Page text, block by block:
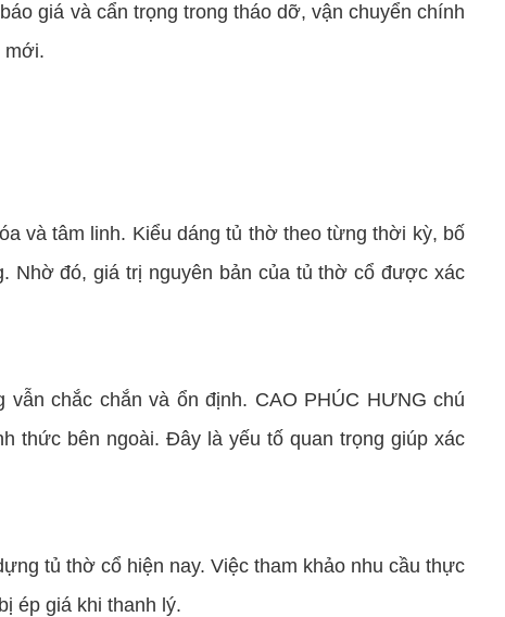
giá và cẩn trọng trong tháo dỡ, vận chuyển chính
mới.
và tâm linh. Kiểu dáng tủ thờ theo từng thời kỳ, bố
Nhờ đó, giá trị nguyên bản của tủ thờ cổ được xác
chắc chắn và ổn định. CAO PHÚC HƯNG chú
thức bên ngoài. Đây là yếu tố quan trọng giúp xác
tủ thờ cổ hiện nay. Việc tham khảo nhu cầu thực
ép giá khi thanh lý.